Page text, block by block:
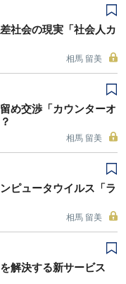
社会の現実「社会人カ
相馬 留美
め交渉「カウンターオ
相馬 留美
ピュータウイルス「ラ
相馬 留美
解決する新サービス